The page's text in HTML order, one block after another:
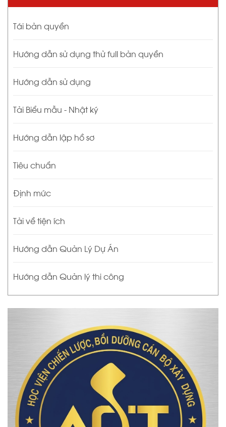
Tái bản quyền
Hướng dẫn sử dụng thử full bản quyền
Hướng dẫn sử dụng
Tải Biểu mẫu - Nhật ký
Hướng dẫn lập hồ sơ
Tiêu chuẩn
Định mức
Tải về tiện ích
Hướng dẫn Quản Lý Dự Án
Hướng dẫn Quản lý thi công